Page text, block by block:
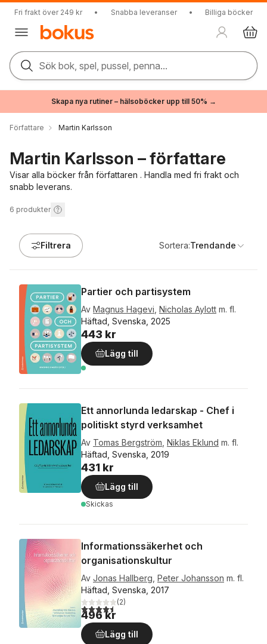
Fri frakt över 249 kr • Snabba leveranser • Billiga böcker
Sök bok, spel, pussel, penna...
Skapa nya rutiner – hälsoböcker upp till 50% →
Författare Martin Karlsson
Martin Karlsson – författare
Visar alla böcker från författaren . Handla med fri frakt och
snabb leverans.
6 produkter
Filtrera Sortera:Trendande
Partier och partisystem
Av Magnus Hagevi Nicholas Aylott m. fl.
Häftad, Svenska, 2025
443 kr
Lägg till
Ett annorlunda ledarskap - Chef i
politiskt styrd verksamhet
Av Tomas Bergström Niklas Eklund m. fl.
Häftad, Svenska, 2019
431 kr
Lägg till
Skickas
Informationssäkerhet och
organisationskultur
Av Jonas Hallberg Peter Johansson m. fl.
Häftad, Svenska, 2017
4,5utav 5 stjärnor. Totalt antal röster:
(2)
496 kr
Lägg till